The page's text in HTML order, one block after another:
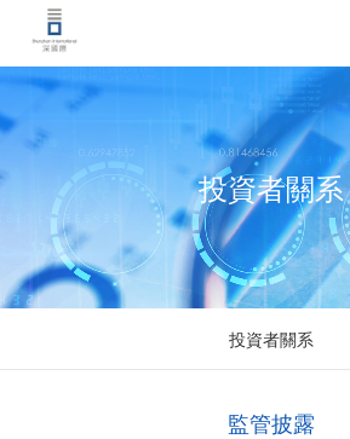
投資者關系
投資者關系
監管披露